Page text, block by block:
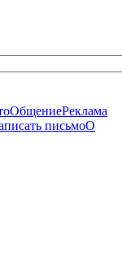
ОбщениеРеклама
письмоО